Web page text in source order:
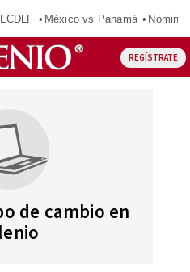
LCDLF México vs Panamá
REGÍSTRATE
de cambio en